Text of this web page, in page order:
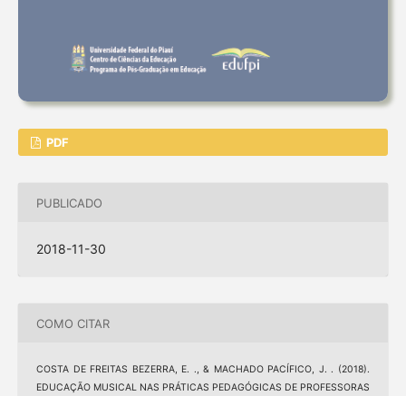
PDF
PUBLICADO
2018-11-30
COMO CITAR
COSTA DE FREITAS BEZERRA, E. ., & MACHADO PACÍFICO, J. . (2018).
EDUCAÇÃO MUSICAL NAS PRÁTICAS PEDAGÓGICAS DE PROFESSORAS